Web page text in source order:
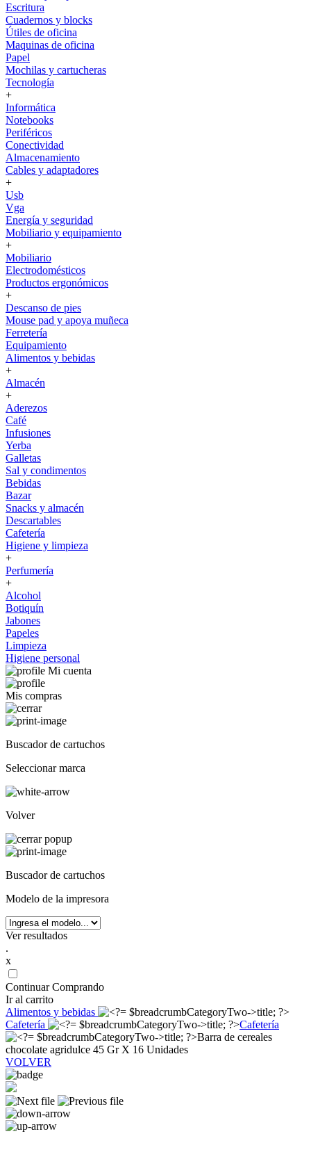
Escritura
Cuadernos y blocks
Útiles de oficina
Maquinas de oficina
Papel
Mochilas y cartucheras
Tecnología
+
Informática
Notebooks
Periféricos
Conectividad
Almacenamiento
Cables y adaptadores
+
Usb
Vga
Energía y seguridad
Mobiliario y equipamiento
+
Mobiliario
Electrodomésticos
Productos ergonómicos
+
Descanso de pies
Mouse pad y apoya muñeca
Ferretería
Equipamiento
Alimentos y bebidas
+
Almacén
+
Aderezos
Café
Infusiones
Yerba
Galletas
Sal y condimentos
Bebidas
Bazar
Snacks y almacén
Descartables
Cafetería
Higiene y limpieza
+
Perfumería
+
Alcohol
Botiquín
Jabones
Papeles
Limpieza
Higiene personal
Mi cuenta
Mis compras
Buscador de cartuchos
Seleccionar marca
Volver
Buscador de cartuchos
Modelo de la impresora
Ver resultados
.
x
Continuar Comprando
Ir al carrito
Alimentos y bebidas
Cafetería
Cafetería
Barra de cereales
chocolate agridulce 45 Gr X 16 Unidades
VOLVER